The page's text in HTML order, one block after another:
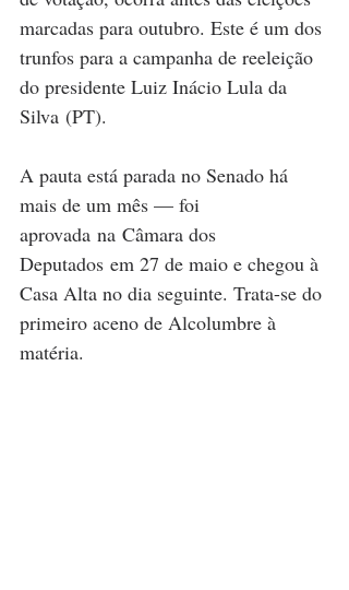
marcadas para outubro. Este é um dos
trunfos para a campanha de reeleição
do presidente Luiz Inácio Lula da
Silva (PT).
A pauta está parada no Senado há
mais de um mês — foi
aprovada na Câmara dos
Deputados em 27 de maio e chegou à
Casa Alta no dia seguinte. Trata-se do
primeiro aceno de Alcolumbre à
matéria.